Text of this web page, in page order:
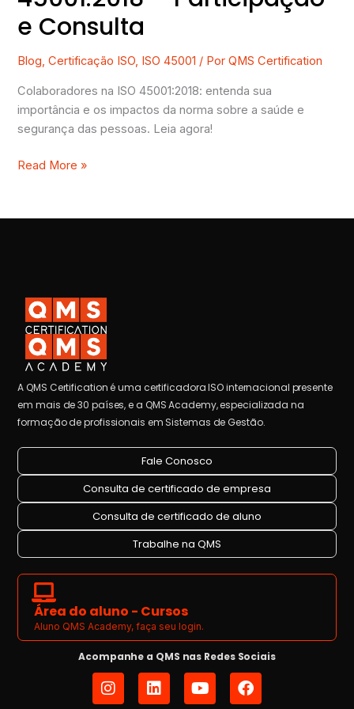
e Consulta
Blog,Certificação ISO, ISO 45001 / PorQMS Certification
Colaboradores na ISO 45001:2018: entenda sua
importância e os impactos da norma sobre a saúde e
segurança das pessoas. Leia agora!
Read More »
A QMS Certification é uma certificadora ISO internacional presente
em mais de 30 países, e a QMS Academy, especializada na
formação de profissionais em Sistemas de Gestão.
Fale Conosco
Consulta de certificado de empresa
Consulta de certificado de aluno
Trabalhe na QMS
Área do aluno - Cursos
Aluno QMS Academy, faça seu login.
Acompanhe a QMS nas Redes Sociais
I
n
L
i
Y
o
F
a